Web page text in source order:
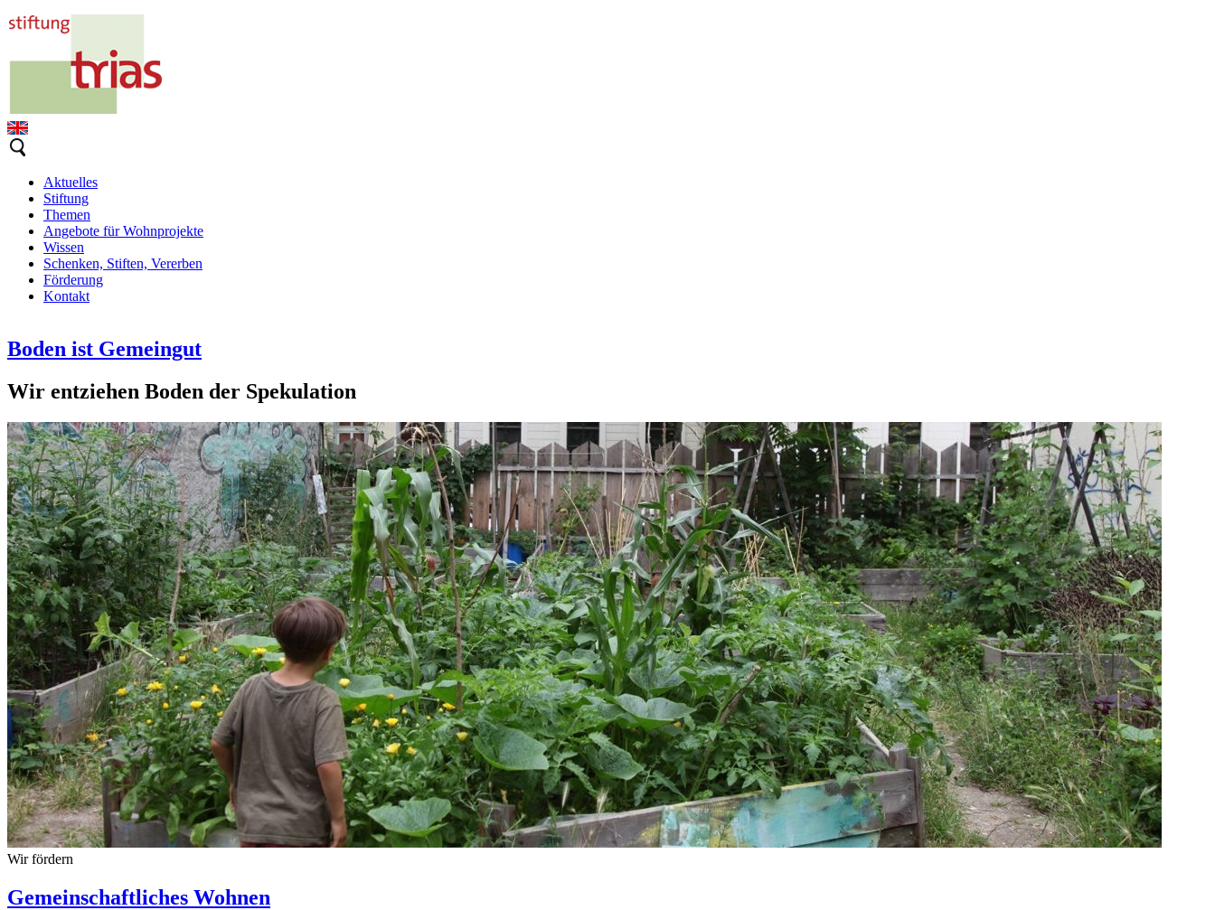
Aktuelles
Stiftung
Themen
Angebote für Wohnprojekte
Wissen
Schenken, Stiften, Vererben
Förderung
Kontakt
Boden ist Gemeingut
Wir entziehen Boden der Spekulation
Wir fördern
Gemeinschaftliches Wohnen